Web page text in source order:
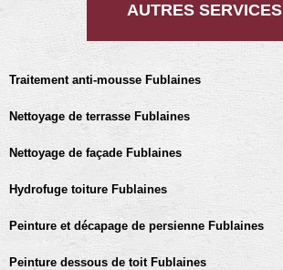
AUTRES SERVICES
Traitement anti-mousse Fublaines
Nettoyage de terrasse Fublaines
Nettoyage de façade Fublaines
Hydrofuge toiture Fublaines
Peinture et décapage de persienne Fublaines
Peinture dessous de toit Fublaines